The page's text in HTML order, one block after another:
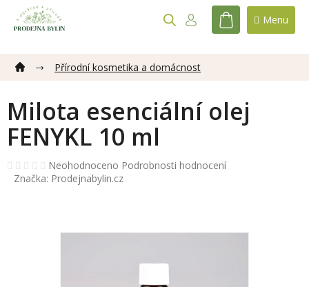
obsah
NÁKUPNÍ
Přírodní kosmetika a domácnost
Milota esenciální olej
FENYKL 10 ml
Průměrné
hodnocení
Neohodnoceno Podrobnosti hodnocení
Značka: Prodejnabylin.cz